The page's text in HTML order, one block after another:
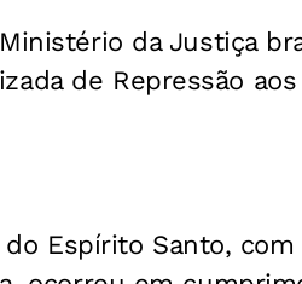
da Justiça
de Repressão
Espírito Santo,